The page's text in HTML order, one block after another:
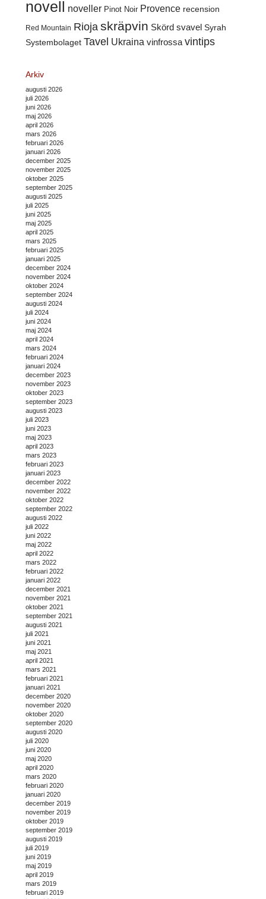
novell noveller Pinot Noir Provence recension
Red Mountain Rioja skräpvin Skörd svavel Syrah
Systembolaget Tavel Ukraina vinfrossa vintips
Arkiv
augusti 2026
juli 2026
juni 2026
maj 2026
april 2026
mars 2026
februari 2026
januari 2026
december 2025
november 2025
oktober 2025
september 2025
augusti 2025
juli 2025
juni 2025
maj 2025
april 2025
mars 2025
februari 2025
januari 2025
december 2024
november 2024
oktober 2024
september 2024
augusti 2024
juli 2024
juni 2024
maj 2024
april 2024
mars 2024
februari 2024
januari 2024
december 2023
november 2023
oktober 2023
september 2023
augusti 2023
juli 2023
juni 2023
maj 2023
april 2023
mars 2023
februari 2023
januari 2023
december 2022
november 2022
oktober 2022
september 2022
augusti 2022
juli 2022
juni 2022
maj 2022
april 2022
mars 2022
februari 2022
januari 2022
december 2021
november 2021
oktober 2021
september 2021
augusti 2021
juli 2021
juni 2021
maj 2021
april 2021
mars 2021
februari 2021
januari 2021
december 2020
november 2020
oktober 2020
september 2020
augusti 2020
juli 2020
juni 2020
maj 2020
april 2020
mars 2020
februari 2020
januari 2020
december 2019
november 2019
oktober 2019
september 2019
augusti 2019
juli 2019
juni 2019
maj 2019
april 2019
mars 2019
februari 2019